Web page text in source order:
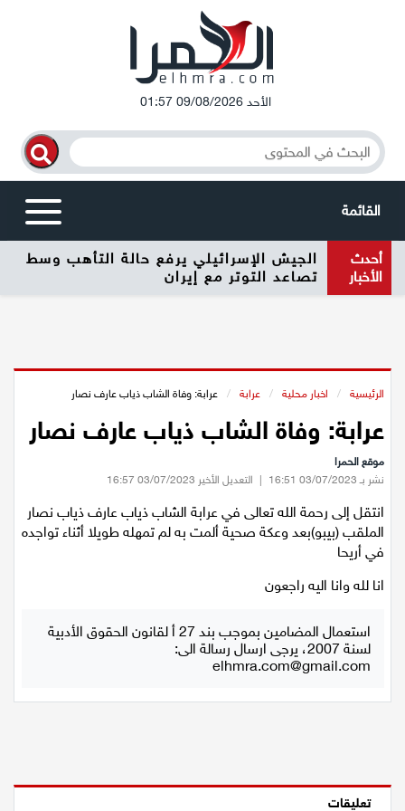
الأحد 09/08/2026 01:57
القائمة
أخبار محلية
دير حنا
سخنين
عرابة
رياضة
رياضة محلية
تقارير خاصة
أحدث
الأخبار
الجيش الإسرائيلي يرفع حالة التأهب وسط
تصاعد التوتر مع إيران
الرئيسية / اخبار محلية / عرابة / عرابة: وفاة الشاب ذياب عارف نصار
عرابة: وفاة الشاب ذياب عارف نصار
موقع الحمرا
نشر بـ 03/07/2023 16:51
| التعديل الأخير 03/07/2023 16:57
انتقل إلى رحمة الله تعالى في عرابة الشاب ذياب عارف ذياب نصار
الملقب (بيبو)بعد وعكة صحية ألمت به لم تمهله طويلا أثناء تواجده
في أريحا
انا لله وانا اليه راجعون
استعمال المضامين بموجب بند 27 أ لقانون الحقوق الأدبية
لسنة 2007، يرجى ارسال رسالة الى:
elhmra.com@gmail.com
تعليقات